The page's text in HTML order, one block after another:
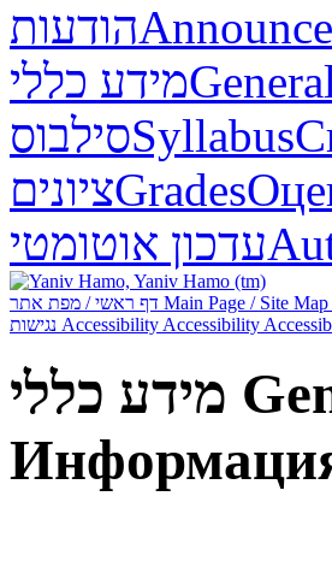
הודעות
מידע כללי
סילבוסSyllabus
ציוניםGrades
עדכון אוטומטי
Main Page / Site Map
Accessibility Accessibility
מידע כללי